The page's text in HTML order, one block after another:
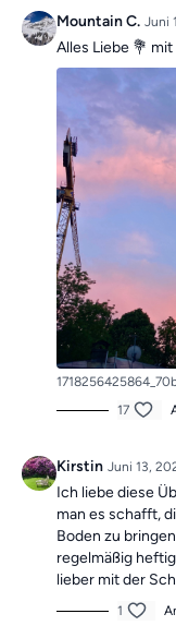
Die Übungen bilden
verschiedenen
Mach dir keine
Übungseinheiten sind
“Vergangene
vergangen Einheiten.
Mountain C. Juni
Alles Liebe 💐
17
Kirstin Juni 13,
Ich liebe diese
man es schafft,
Boden zu
regelmäßig
lieber mit der
1